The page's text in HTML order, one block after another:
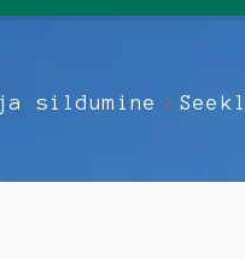
sildumine